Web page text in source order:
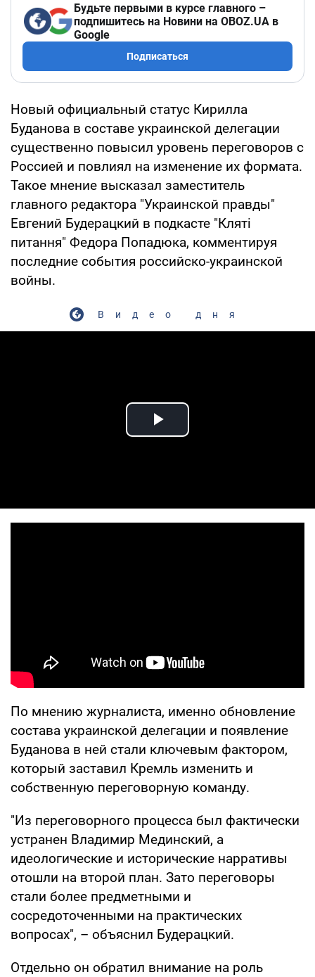
Будьте первыми в курсе главного –
подпишитесь на Новини на OBOZ.UA в
Google
Подписаться
Новый официальный статус Кирилла
Буданова в составе украинской делегации
существенно повысил уровень переговоров с
Россией и повлиял на изменение их формата.
Такое мнение высказал заместитель
главного редактора "Украинской правды"
Евгений Будерацкий в подкасте "Кляті
питання" Федора Попадюка, комментируя
последние события российско-украинской
войны.
Видео дня
Play Video
По мнению журналиста, именно обновление
состава украинской делегации и появление
Буданова в ней стали ключевым фактором,
который заставил Кремль изменить и
собственную переговорную команду.
"Из переговорного процесса был фактически
устранен Владимир Мединский, а
идеологические и исторические нарративы
отошли на второй план. Зато переговоры
стали более предметными и
сосредоточенными на практических
вопросах", – объяснил Будерацкий.
Отдельно он обратил внимание на роль